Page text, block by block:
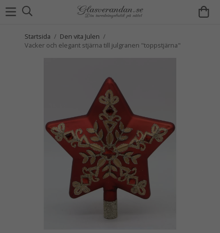
Startsida / Den vita Julen /
Vacker och elegant stjärna till julgranen "toppstjärna"